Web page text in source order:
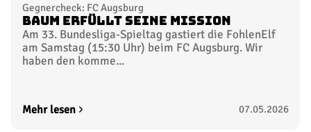
Gegnercheck: FC Augsburg
Baum erfüllt seine Mission
Am 33. Bundesliga-Spieltag gastiert die FohlenElf
am Samstag (15:30 Uhr) beim FC Augsburg. Wir
haben den komme...
Mehr lesen 07.05.2026